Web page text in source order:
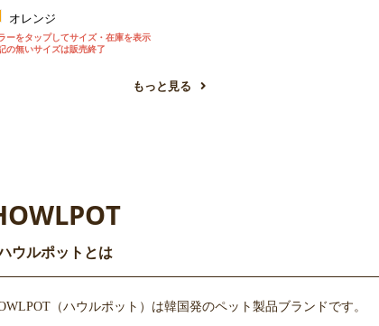
オレンジ
ーをタップしてサイズ・在庫を表示
の無いサイズは販売終了
もっと見る
ウルポットとは
（ハウルポット）は韓国発のペット製品ブランドです。